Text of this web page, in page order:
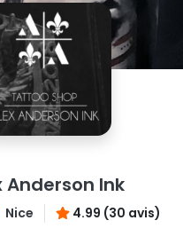
Anderson Ink
Nice 4.99 (30 avis)